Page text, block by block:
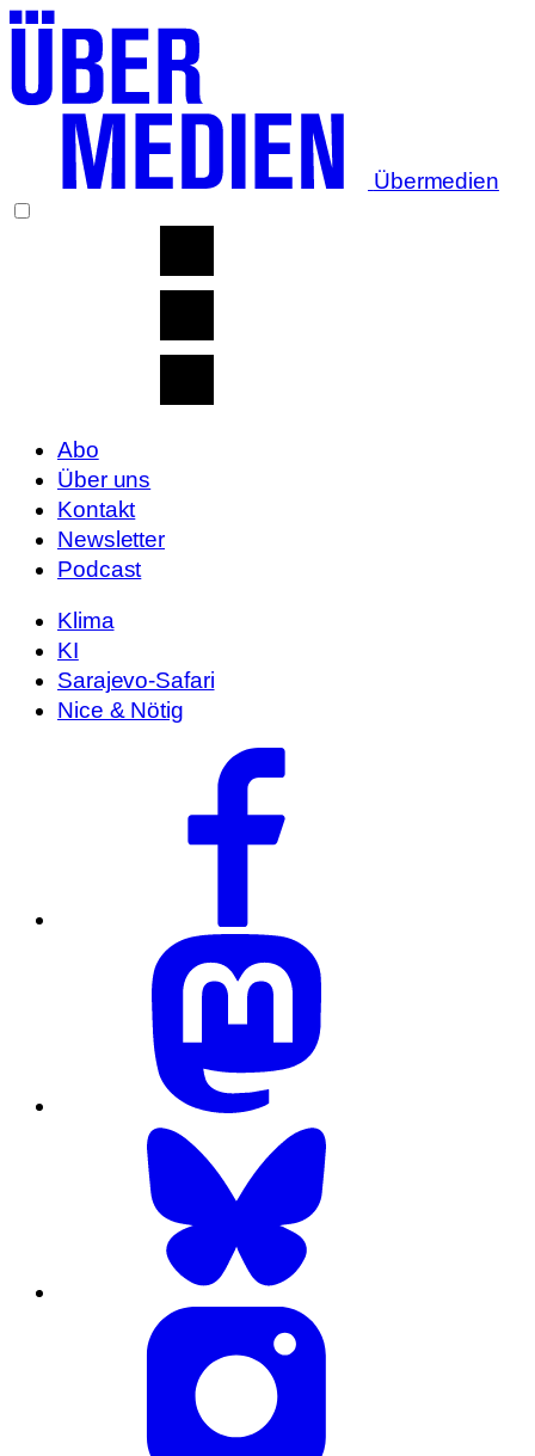
Übermedien
Abo
Über uns
Kontakt
Newsletter
Podcast
Klima
KI
Sarajevo-Safari
Nice & Nötig